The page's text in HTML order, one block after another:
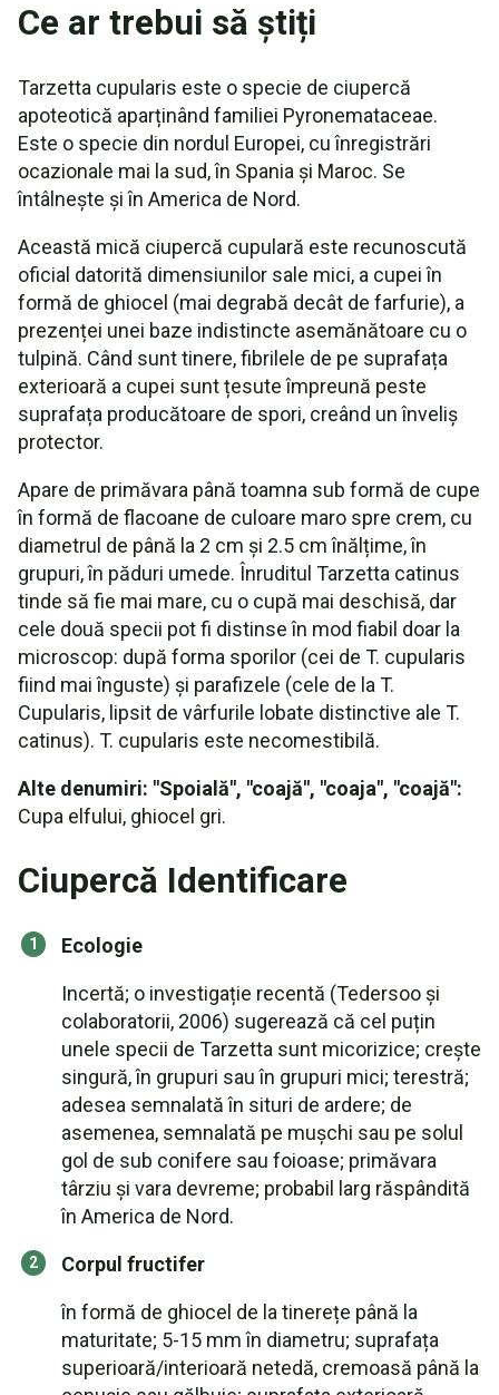
Ce ar trebui să știți
Tarzetta cupularis este o specie de ciupercă
apoteotică aparținând familiei Pyronemataceae.
Este o specie din nordul Europei, cu înregistrări
ocazionale mai la sud, în Spania și Maroc. Se
întâlnește și în America de Nord.
Această mică ciupercă cupulară este recunoscută
oficial datorită dimensiunilor sale mici, a cupei în
formă de ghiocel (mai degrabă decât de farfurie), a
prezenței unei baze indistincte asemănătoare cu o
tulpină. Când sunt tinere, fibrilele de pe suprafața
exterioară a cupei sunt țesute împreună peste
suprafața producătoare de spori, creând un înveliș
protector.
Apare de primăvara până toamna sub formă de cupe
în formă de flacoane de culoare maro spre crem, cu
diametrul de până la 2 cm și 2.5 cm înălțime, în
grupuri, în păduri umede. Înruditul Tarzetta catinus
tinde să fie mai mare, cu o cupă mai deschisă, dar
cele două specii pot fi distinse în mod fiabil doar la
microscop: după forma sporilor (cei de T. cupularis
fiind mai înguste) și parafizele (cele de la T.
Cupularis, lipsit de vârfurile lobate distinctive ale T.
catinus). T. cupularis este necomestibilă.
Alte denumiri: "Spoială", "coajă", "coaja", "coajă":
Cupa elfului, ghiocel gri.
Ciupercă Identificare
Ecologie
Incertă; o investigație recentă (Tedersoo și
colaboratorii, 2006) sugerează că cel puțin
unele specii de Tarzetta sunt micorizice; crește
singură, în grupuri sau în grupuri mici; terestră;
adesea semnalată în situri de ardere; de
asemenea, semnalată pe mușchi sau pe solul
gol de sub conifere sau foioase; primăvara
târziu și vara devreme; probabil larg răspândită
în America de Nord.
Corpul fructifer
în formă de ghiocel de la tinerețe până la
maturitate; 5-15 mm în diametru; suprafața
superioară/interioară netedă, cremoasă până la